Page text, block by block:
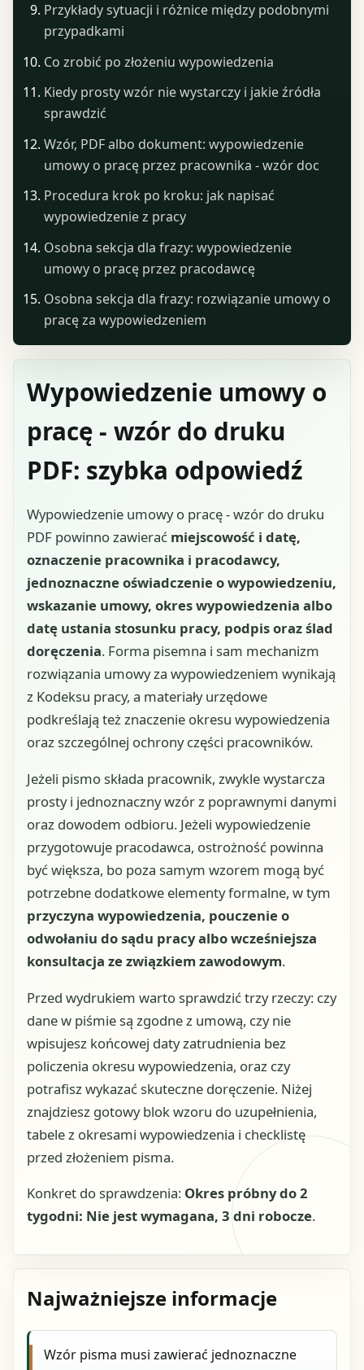
Wypowiedzenie umowy o
pracę - wzór do druku
PDF: szybka odpowiedź
Wypowiedzenie umowy o pracę - wzór do druku
PDF powinno zawierać miejscowość i datę,
oznaczenie pracownika i pracodawcy,
jednoznaczne oświadczenie o wypowiedzeniu,
wskazanie umowy, okres wypowiedzenia albo
datę ustania stosunku pracy, podpis oraz ślad
doręczenia. Forma pisemna i sam mechanizm
rozwiązania umowy za wypowiedzeniem wynikają
z Kodeksu pracy, a materiały urzędowe
podkreślają też znaczenie okresu wypowiedzenia
oraz szczególnej ochrony części pracowników.
Jeżeli pismo składa pracownik, zwykle wystarcza
prosty i jednoznaczny wzór z poprawnymi danymi
oraz dowodem odbioru. Jeżeli wypowiedzenie
przygotowuje pracodawca, ostrożność powinna
być większa, bo poza samym wzorem mogą być
potrzebne dodatkowe elementy formalne, w tym
przyczyna wypowiedzenia, pouczenie o
odwołaniu do sądu pracy albo wcześniejsza
konsultacja ze związkiem zawodowym.
Przed wydrukiem warto sprawdzić trzy rzeczy: czy
dane w piśmie są zgodne z umową, czy nie
wpisujesz końcowej daty zatrudnienia bez
policzenia okresu wypowiedzenia, oraz czy
potrafisz wykazać skuteczne doręczenie. Niżej
znajdziesz gotowy blok wzoru do uzupełnienia,
tabele z okresami wypowiedzenia i checklistę
przed złożeniem pisma.
Konkret do sprawdzenia: Okres próbny do 2
tygodni: Nie jest wymagana, 3 dni robocze.
Najważniejsze informacje
Wzór pisma musi zawierać jednoznaczne
Przykłady sytuacji i różnice między podobnymi
przypadkami
Co zrobić po złożeniu wypowiedzenia
Kiedy prosty wzór nie wystarczy i jakie źródła
sprawdzić
Wzór, PDF albo dokument: wypowiedzenie
umowy o pracę przez pracownika - wzór doc
Procedura krok po kroku: jak napisać
wypowiedzenie z pracy
Osobna sekcja dla frazy: wypowiedzenie
umowy o pracę przez pracodawcę
Osobna sekcja dla frazy: rozwiązanie umowy o
pracę za wypowiedzeniem